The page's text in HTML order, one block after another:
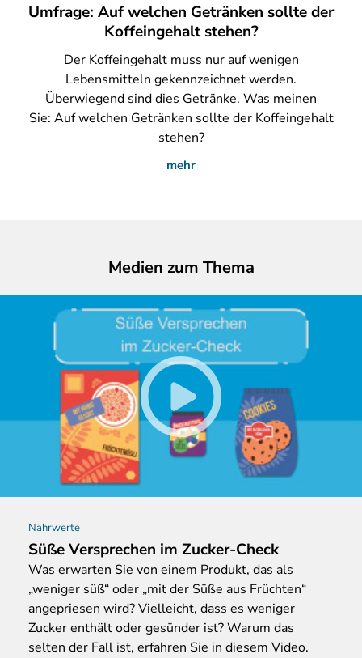
Umfrage: Auf welchen Getränken sollte der
Koffeingehalt stehen?
DerKoffeingehalt muss nur auf wenigen
Lebensmitteln gekennzeichnet werden.
Überwiegend sind dies Getränke. Was meinen
Sie: Auf welchen Getränken sollte der Koffeingehalt
stehen?
mehr
Medien zum Thema
Nährwerte
Süße Versprechen im Zucker-Check
Was erwarten Sie von einem Produkt, das als
„weniger süß“ oder „mit der Süße aus Früchten“
angepriesen wird? Vielleicht, dass es weniger
Zucker enthält oder gesünder ist? Warum das
selten der Fall ist, erfahren Sie in diesem Video.